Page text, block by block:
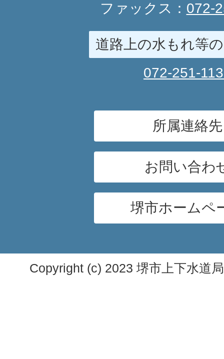
ファックス： 072-
道路上の水もれ等
072-251-
所属連絡先
お問い合わ
堺市ホームペ
Copyright (c) 2023 堺市上下水道